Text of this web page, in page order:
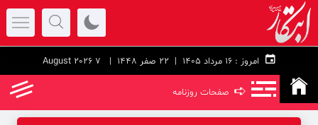
امروز : 22 صفر 1448 | 7 August 2026
➪ صفحات روزنامه